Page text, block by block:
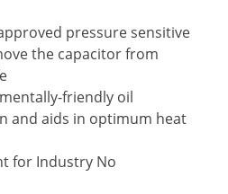
pressure sensitive
the capacitor from
friendly oil
and aids in optimum heat
for Industry No